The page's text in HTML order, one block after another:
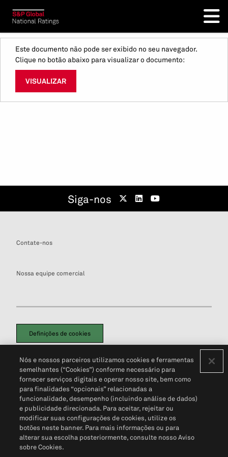
Este documento não pode ser exibido no seu navegador.
Clique no botão abaixo para visualizar o documento:
VISUALIZAR
Siga-nos
Contate-nos
Nossa equipe comercial
Definições de cookies
Política de PrivacidadePortal de privacidade do cliente (em inglês)
Não Venda Minhas Informações Pessoais© 2026 S&P Global
Nós e nossos parceiros utilizamos cookies e ferramentas
semelhantes (“Cookies”) conforme necessário para
fornecer serviços digitais e operar nosso site, bem como
para finalidades “opcionais” relacionadas a
funcionalidade, desempenho (incluindo análise de dados)
e publicidade direcionada. Para aceitar, rejeitar ou
modificar suas configurações de cookies, utilize os
botões neste banner. Para mais informações ou para
alterar sua escolha posteriormente, consulte nosso Aviso
sobre Cookies.